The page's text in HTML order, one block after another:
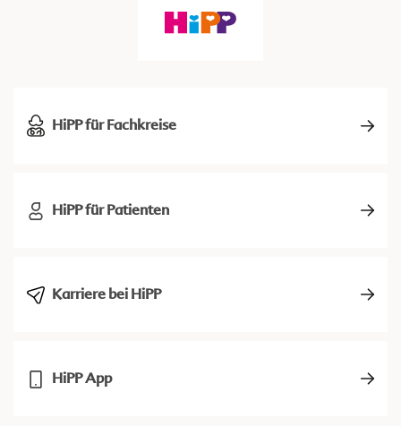
HiPP für Fachkreise
HiPP für Patienten
Karriere bei HiPP
HiPP App